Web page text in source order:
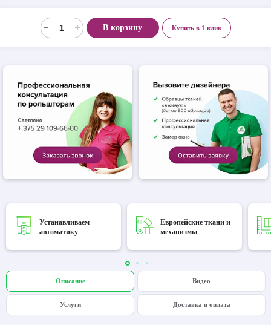
В корзину Купить в 1 клик
Устанавливаем
автоматику
Европейские ткани и
механизмы
Описание Видео
Услуги Доставка и оплата